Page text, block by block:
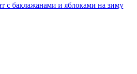
с баклажанами и яблоками на зиму